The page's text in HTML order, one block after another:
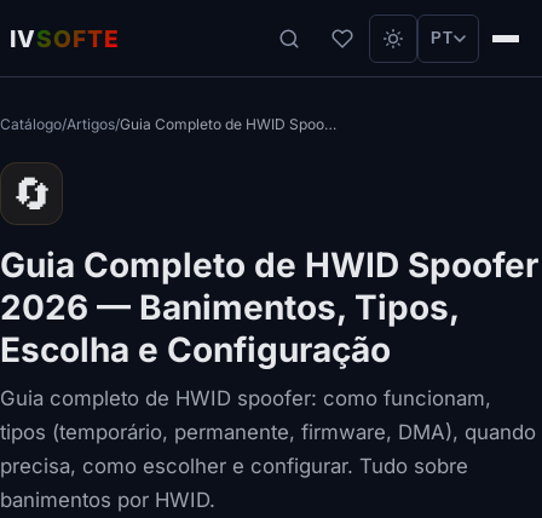
IVSOFTE PT
Catálogo/Artigos/ Guia Completo de HWID Spoofer 2026 — Banimentos, Tipos, Escolha e Configuração
🔄
Guia Completo de HWID Spoofer
2026 — Banimentos, Tipos,
Escolha e Configuração
Guia completo de HWID spoofer: como funcionam,
tipos (temporário, permanente, firmware, DMA), quando
precisa, como escolher e configurar. Tudo sobre
banimentos por HWID.